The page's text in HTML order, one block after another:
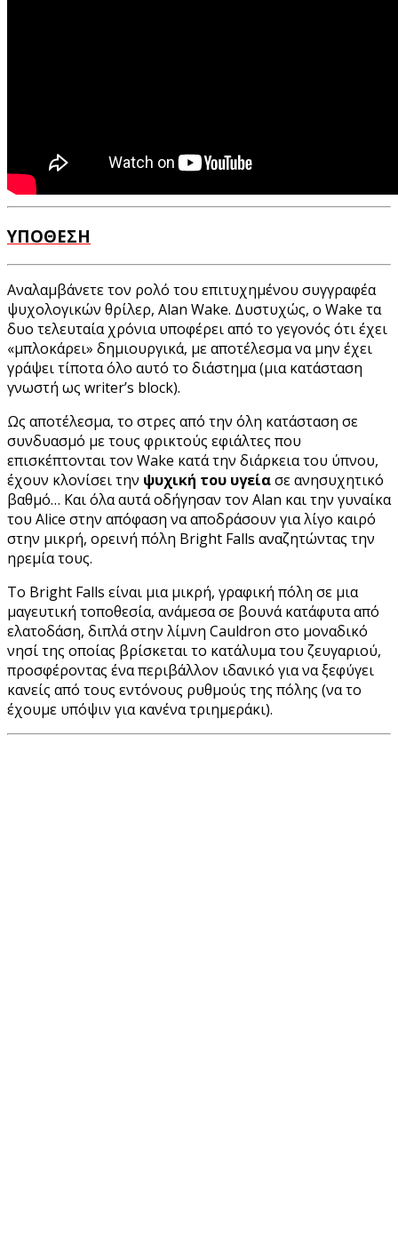
ΥΠΟΘΕΣΗ
Αναλαμβάνετε τον ρολό του επιτυχημένου συγγραφέα
ψυχολογικών θρίλερ, Alan Wake. Δυστυχώς, ο Wake τα
δυο τελευταία χρόνια υποφέρει από το γεγονός ότι έχει
«μπλοκάρει» δημιουργικά, με αποτέλεσμα να μην έχει
γράψει τίποτα όλο αυτό το διάστημα (μια κατάσταση
γνωστή ως writer’s block).
Ως αποτέλεσμα, το στρες από την όλη κατάσταση σε
συνδυασμό με τους φρικτούς εφιάλτες που
επισκέπτονται τον Wake κατά την διάρκεια του ύπνου,
έχουν κλονίσει την ψυχική του υγείασε ανησυχητικό
βαθμό… Και όλα αυτά οδήγησαν τον Alan και την γυναίκα
του Alice στην απόφαση να αποδράσουν για λίγο καιρό
στην μικρή, ορεινή πόλη Bright Falls αναζητώντας την
ηρεμία τους.
Το Bright Falls είναι μια μικρή, γραφική πόλη σε μια
μαγευτική τοποθεσία, ανάμεσα σε βουνά κατάφυτα από
ελατοδάση, διπλά στην λίμνη Cauldron στο μοναδικό
νησί της οποίας βρίσκεται το κατάλυμα του ζευγαριού,
προσφέροντας ένα περιβάλλον ιδανικό για να ξεφύγει
κανείς από τους εντόνους ρυθμούς της πόλης (να το
έχουμε υπόψιν για κανένα τριημεράκι).